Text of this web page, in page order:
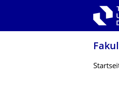
Zur Hauptnavigation springen